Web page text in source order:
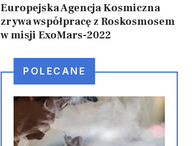
Europejska Agencja Kosmiczna
zrywa współpracę z Roskosmosem
w misji ExoMars-2022
POLECANE